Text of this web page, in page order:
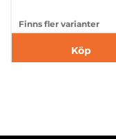
Finns fler varianter
Köp